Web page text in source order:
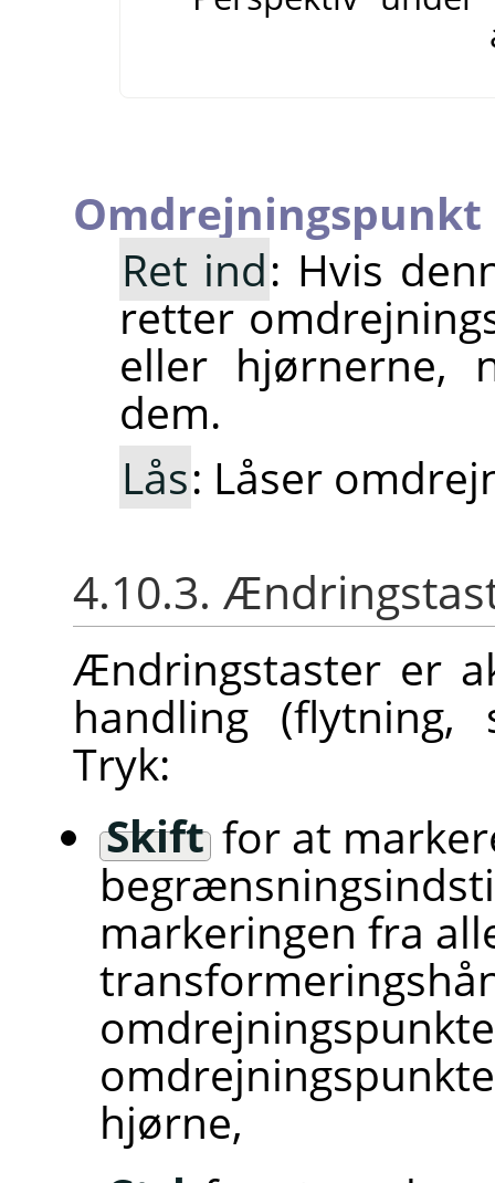
Omdrejningspunkt
Ret ind: Hvis
retter
eller
dem.
Lås: Låser
4.10.3.
Ændringstaster er
handling (flytning,
Tryk:
Skiftfor at
markeringen fra
hjørne,